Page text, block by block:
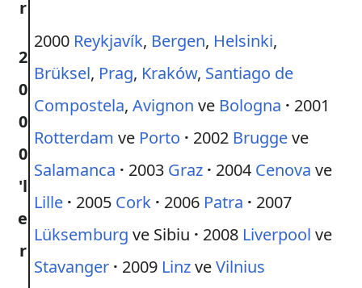
r
2
0
0
0
'l
e
r
2000 Reykjavík, Bergen, Helsinki,
Brüksel, Prag, Kraków, Santiago de
Compostela, Avignon ve Bologna · 2001
Rotterdam ve Porto · 2002 Bruggeve
Salamanca · 2003 Graz · 2004 Cenova ve
Lille · 2005 Cork · 2006 Patra · 2007
Lüksemburg ve Sibiu · 2008 Liverpool ve
Stavanger · 2009 LinzveVilnius